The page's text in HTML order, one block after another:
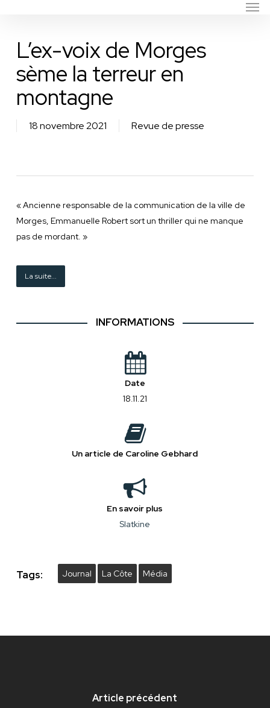
contentL’ex-voix de Morges
sème la terreur en
montagne
18 novembre 2021 Revue de presse
« Ancienne responsable de la communication de la ville de
Morges, Emmanuelle Robert sort un thriller qui ne manque
pas de mordant. »
La suite...
INFORMATIONS
Date
18.11.21
Un article de Caroline Gebhard
En savoir plus
Slatkine
Tags: Journal La Côte Média
Article précédent